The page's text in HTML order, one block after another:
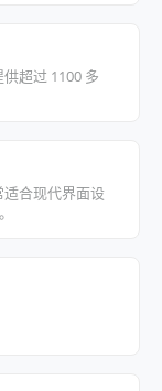
超过 1100 多
合现代界面设